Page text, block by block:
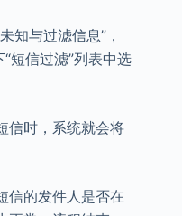
知与过滤信息”，
短信过滤”列表中选
信时，系统就会将
信的发件人是否在